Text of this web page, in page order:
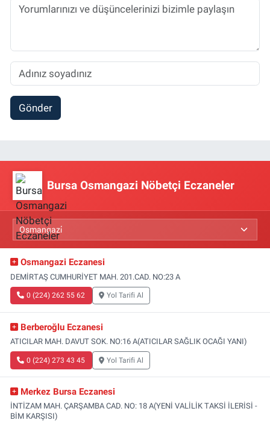
Gönder
Bursa Osmangazi Nöbetçi Eczaneler
Osmangazi Eczanesi
DEMİRTAŞ CUMHURİYET MAH. 201.CAD. NO:23 A
0 (224) 262 55 62 Yol Tarifi Al
Berberoğlu Eczanesi
ATICILAR MAH. DAVUT SOK. NO:16 A(ATICILAR SAĞLIK OCAĞI YANI)
0 (224) 273 43 45 Yol Tarifi Al
Merkez Bursa Eczanesi
İNTİZAM MAH. ÇARŞAMBA CAD. NO: 18 A(YENİ VALİLİK TAKSİ İLERİSİ -
BİM KARŞISI)